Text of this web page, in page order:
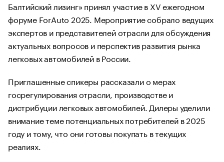
Балтийский лизинг» принял участие в XV ежегодном
форуме ForAuto 2025. Мероприятие собрало ведущих
экспертов и представителей отрасли для обсуждения
актуальных вопросов и перспектив развития рынка
легковых автомобилей в России.
Приглашенные спикеры рассказали о мерах
госрегулирования отрасли, производстве и
дистрибуции легковых автомобилей. Дилеры уделили
внимание теме потенциальных потребителей в 2025
году и тому, что они готовы покупать в текущих
реалиях.